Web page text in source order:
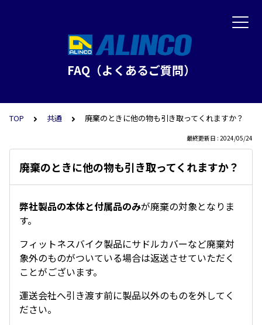
FAQ（よくあるご質問）
TOP 共通 廃棄のときに他の物も引き取ってくれますか？
最終更新日 : 2024/05/24
廃棄のときに他の物も引き取ってくれますか？
弊社製品の本体と付属品のみが廃棄の対象となりま
す。
フィットネスバイク製品にサドルカバーなど廃棄対
象外のものがついている場合は返送させていただく
ことがございます。
運送会社へ引き渡す前に製品以外のものを外してく
ださい。